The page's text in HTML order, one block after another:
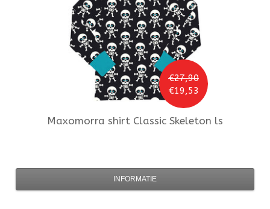
€27,90
€19,53
Maxomorra shirt Classic Skeleton ls
INFORMATIE